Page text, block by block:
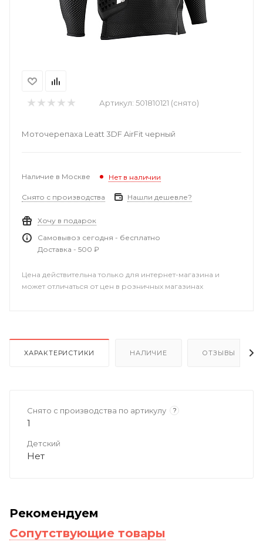
Артикул: 501810121 (снято)
Моточерепаха Leatt 3DF AirFit черный
Наличие в Москве Нет в наличии
Снято с производства Нашли дешевле?
Хочу в подарок
Самовывоз сегодня - бесплатно
Доставка - 500 ₽
Цена действительна только для интернет-магазина и
может отличаться от цен в розничных магазинах
ХАРАКТЕРИСТИКИ НАЛИЧИЕ ОТЗЫВЫ
Снято с производства по артикулу ?
1
Детский
Нет
Рекомендуем
Сопутствующие товары